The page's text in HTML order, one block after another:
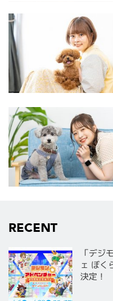
RECENT
「デジ
ェ ぼく
決定！